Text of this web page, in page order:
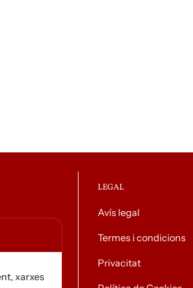
LEGAL
Avís legal
Termes i condicions
Privacitat
xarxes